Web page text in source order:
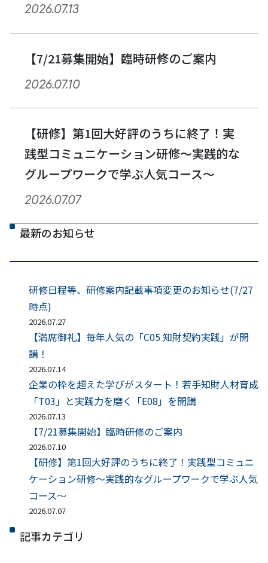
2026.07.13
【7/21募集開始】臨時研修のご案内
2026.07.10
【研修】第1回大好評のうちに終了！実
践型コミュニケーション研修～実践的な
グループワークで学ぶ人気コース～
2026.07.07
最新のお知らせ
研修日程等、研修案内記載事項変更のお知らせ(7/27
時点)
2026.07.27
【満席御礼】毎年人気の「C05 知財契約実践」が開
講！
2026.07.14
企業の枠を超えた学びがスタート！若手知財人材育成
「T03」と実践力を磨く「E08」を開講
2026.07.13
【7/21募集開始】臨時研修のご案内
2026.07.10
【研修】第1回大好評のうちに終了！実践型コミュニ
ケーション研修～実践的なグループワークで学ぶ人気
コース～
2026.07.07
記事カテゴリ